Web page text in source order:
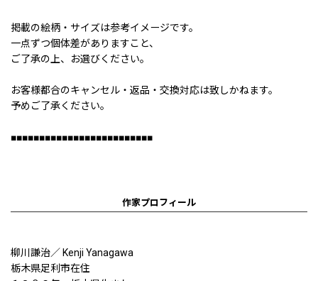
掲載の絵柄・サイズは参考イメージです。
一点ずつ個体差がありますこと、
ご了承の上、お選びください。
お客様都合のキャンセル・返品・交換対応は致しかねます。
予めご了承ください。
■■■■■■■■■■■■■■■■■■■■■■■■■
作家プロフィール
柳川謙治／ Kenji Yanagawa
栃木県足利市在住